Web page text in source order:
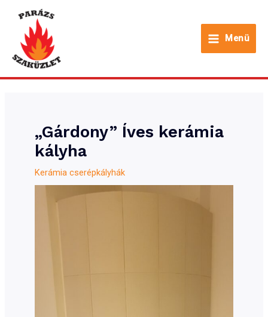
content
Main
Menu
Menü
„Gárdony” Íves kerámia
kályha
Kerámia cserépkályhák